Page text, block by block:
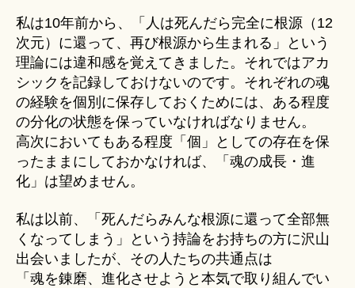
私は10年前から、「人は死んだら完全に根源（12
次元）に還って、再び根源から生まれる」という
理論には違和感を覚えてきました。それではアカ
シックを記録しておけないのです。それぞれの魂
の経験を個別に保存しておくためには、ある程度
の分化の状態を保っていなければなりません。
高次においてもある程度「個」としての存在を保
ったままにしておかなければ、「魂の成長・進
化」は望めません。
私は以前、「死んだらみんな根源に還って全部無
くなってしまう」という持論をお持ちの方に沢山
出会いましたが、その人たちの共通点は
「魂を錬磨、進化させようと本気で取り組んでい